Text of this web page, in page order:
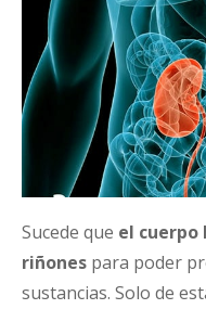
Sucede que el cuerpo
riñones para poder
sustancias. Solo de